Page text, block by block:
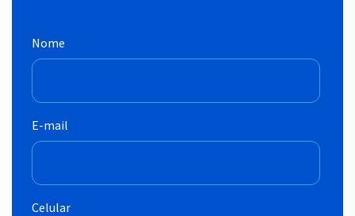
Nome
E-mail
Celular